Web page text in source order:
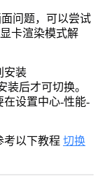
问题，可以尝试
卡渲染模式解
安装
装后才可切换。
在设置中心-性能-
考以下教程 切换